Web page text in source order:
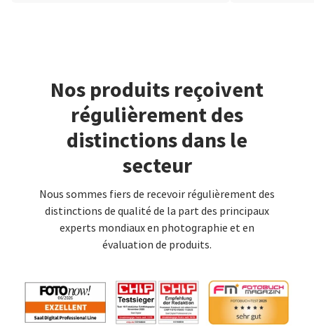
Nos produits reçoivent
régulièrement des
distinctions dans le
secteur
Nous sommes fiers de recevoir régulièrement des
distinctions de qualité de la part des principaux
experts mondiaux en photographie et en
évaluation de produits.